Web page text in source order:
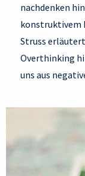
nachdenken
konstruktivem
Struss
Overthinking
uns aus